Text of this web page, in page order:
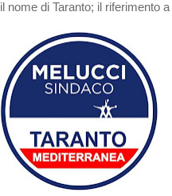
il nome di Taranto; il riferimento